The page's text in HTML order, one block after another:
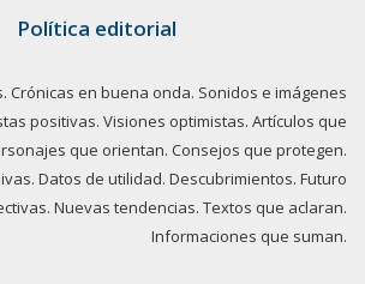
Política editorial
Crónicas en buena onda. Sonidos e imágenes
positivas. Visiones optimistas. Artículos que
que orientan. Consejos que protegen.
Datos de utilidad. Descubrimientos. Futuro
Nuevas tendencias. Textos que aclaran.
Informaciones que suman.